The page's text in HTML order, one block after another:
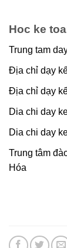
Hoc ke
Trung tam
Địa chỉ dạy
Địa chỉ dạy
Dia chi day
Dia chi day
Trung tâm
Hóa